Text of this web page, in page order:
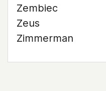
Zembiec
Zeus
Zimmerman